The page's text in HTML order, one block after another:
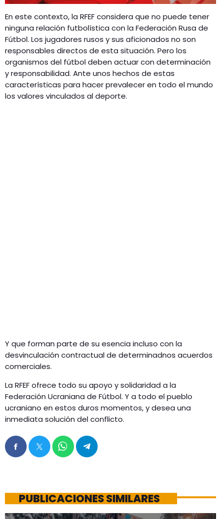
En este contexto, la RFEF considera que no puede tener
ninguna relación futbolística con la Federación Rusa de
Fútbol. Los jugadores rusos y sus aficionados no son
responsables directos de esta situación. Pero los
organismos del fútbol deben actuar con determinación
y responsabilidad. Ante unos hechos de estas
características para hacer prevalecer en todo el mundo
los valores vinculados al deporte.
Y que forman parte de su esencia incluso con la
desvinculación contractual de determinadnos acuerdos
comerciales.
La RFEF ofrece todo su apoyo y solidaridad a la
Federación Ucraniana de Fútbol. Y a todo el pueblo
ucraniano en estos duros momentos, y desea una
inmediata solución del conflicto.
PUBLICACIONES SIMILARES